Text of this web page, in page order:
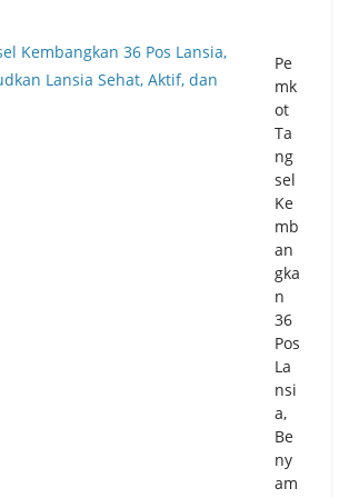
Pe
mk
ot
Ta
ng
sel
Ke
mb
an
gka
n
36
Pos
La
nsi
a,
Be
ny
am